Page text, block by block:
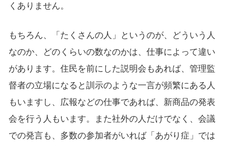
くありません。
もちろん、「たくさんの人」というのが、どういう人
なのか、どのくらいの数なのかは、仕事によって違い
があります。住民を前にした説明会もあれば、管理監
督者の立場になると訓示のような一言が頻繁にある人
もいますし、広報などの仕事であれば、新商品の発表
会を行う人もいます。また社外の人だけでなく、会議
での発言も、多数の参加者がいれば「あがり症」では